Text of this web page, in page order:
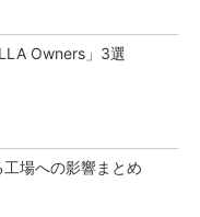
Owners」3選
場への影響まとめ